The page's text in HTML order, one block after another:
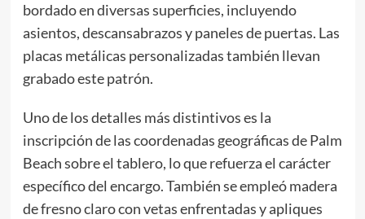
bordado en diversas superficies, incluyendo
asientos, descansabrazos y paneles de puertas. Las
placas metálicas personalizadas también llevan
grabado este patrón.
Uno de los detalles más distintivos es la
inscripción de las coordenadas geográficas de Palm
Beach sobre el tablero, lo que refuerza el carácter
específico del encargo. También se empleó madera
de fresno claro con vetas enfrentadas y apliques